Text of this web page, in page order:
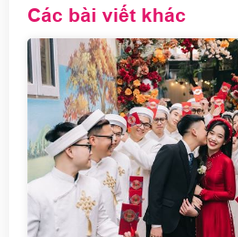
Các bài viết khác